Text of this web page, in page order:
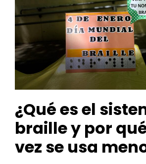
¿Qué es el
braille y por
vez se usa